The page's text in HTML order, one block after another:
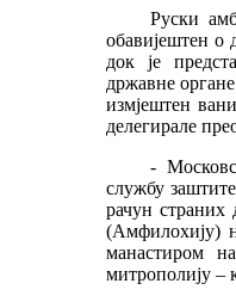
Руски
обавијештен о
док је
државне
измјештен
делегирале
-
службу
рачун
(Амфилохију)
манастиром
митрополију –